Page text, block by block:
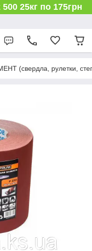
25кг по 175грн
(свердла, рулетки,